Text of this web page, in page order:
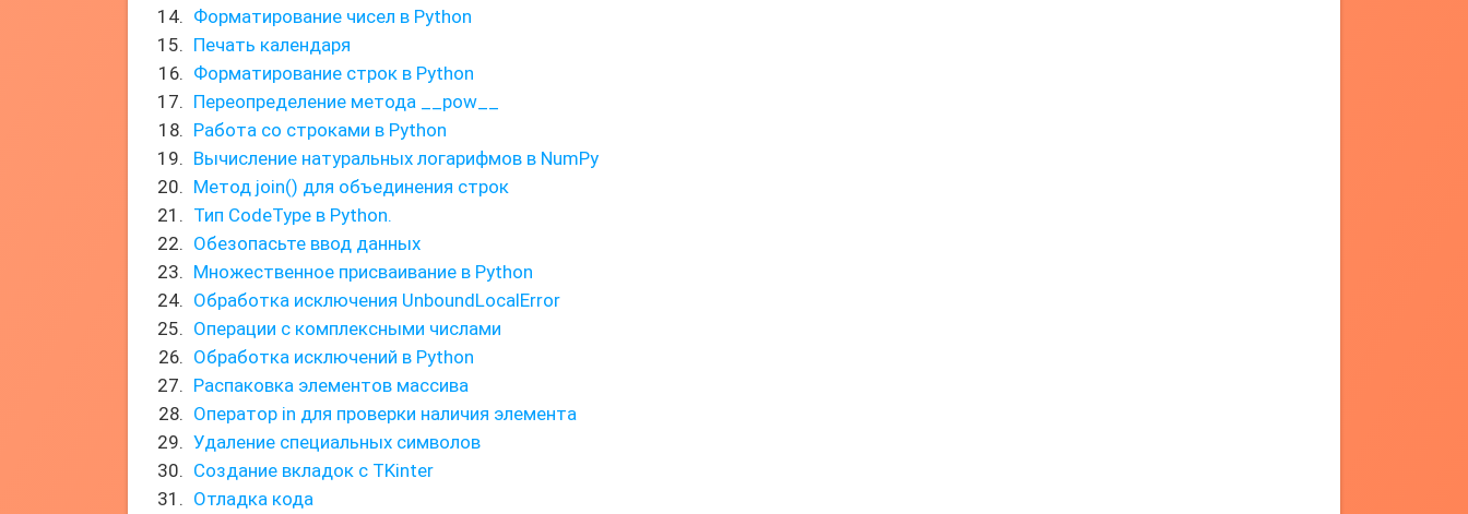
Форматирование чисел в Python
Печать календаря
Форматирование строк в Python
Переопределение метода __pow__
Работа со строками в Python
Вычисление натуральных логарифмов в NumPy
Метод join() для объединения строк
Тип CodeType в Python.
Обезопасьте ввод данных
Множественное присваивание в Python
Обработка исключения UnboundLocalError
Операции с комплексными числами
Обработка исключений в Python
Распаковка элементов массива
Оператор in для проверки наличия элемента
Удаление специальных символов
Создание вкладок с TKinter
Отладка кода